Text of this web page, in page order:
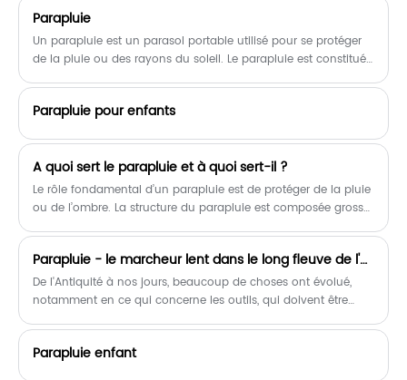
Alors comment choisir le bon parapluie ?
Parapluie
Un parapluie est un parasol portable utilisé pour se protéger
de la pluie ou des rayons du soleil. Le parapluie est constitué
Parapluie pour enfants
​A quoi sert le parapluie et à quoi sert-il ?
Le rôle fondamental d’un parapluie est de protéger de la pluie
ou de l’ombre. La structure du parapluie est composée grosso
Parapluie - le marcheur lent dans le long fleuve de l'histoire
De l'Antiquité à nos jours, beaucoup de choses ont évolué,
notamment en ce qui concerne les outils, qui doivent être
parapluie, depuis les premières feuilles jusqu'aux parapluies
Parapluie enfant